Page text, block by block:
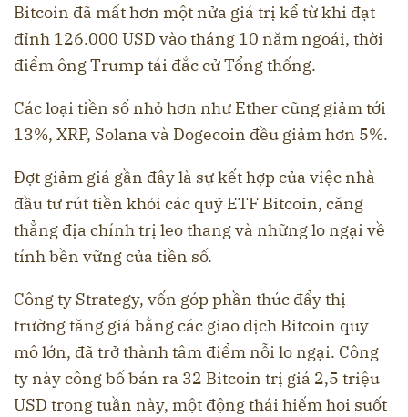
Bitcoin đã mất hơn một nửa giá trị kể từ khi đạt
đỉnh 126.000 USD vào tháng 10 năm ngoái, thời
điểm ông Trump tái đắc cử Tổng thống.
Các loại tiền số nhỏ hơn như Ether cũng giảm tới
13%, XRP, Solana và Dogecoin đều giảm hơn 5%.
Đợt giảm giá gần đây là sự kết hợp của việc nhà
đầu tư rút tiền khỏi các quỹ ETF Bitcoin, căng
thẳng địa chính trị leo thang và những lo ngại về
tính bền vững của tiền số.
Công ty Strategy, vốn góp phần thúc đẩy thị
trường tăng giá bằng các giao dịch Bitcoin quy
mô lớn, đã trở thành tâm điểm nỗi lo ngại. Công
ty này công bố bán ra 32 Bitcoin trị giá 2,5 triệu
USD trong tuần này, một động thái hiếm hoi suốt